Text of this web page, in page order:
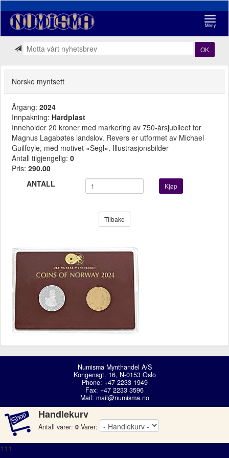
Meny
OK
Norske myntsett
Årgang: 2024
Innpakning: Hardplast
Inneholder 20 kroner med markering av 750-årsjubileet for
Magnus Lagabøtes landslov. Revers er utformet av Michael
Guilfoyle, med motivet «Segl». Illustrasjonsbilder
Antall tilgjengelig: 0
Pris: 290.00
ANTALL
Kjøp
Tilbake
Numisma Mynthandel A/S
Kongensgt. 16, N-0153 Oslo
Phone: +47 2233 1949
Fax: +47 2233 3596
Mail: mail@numisma.no
Handlekurv
Antall varer: 0 Varer:
111